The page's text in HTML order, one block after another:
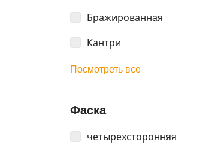
Бражированная
Кантри
Посмотреть все
Фаска
четырехсторонняя